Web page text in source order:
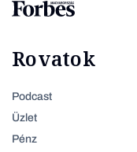
Rovatok
Podcast
Üzlet
Pénz